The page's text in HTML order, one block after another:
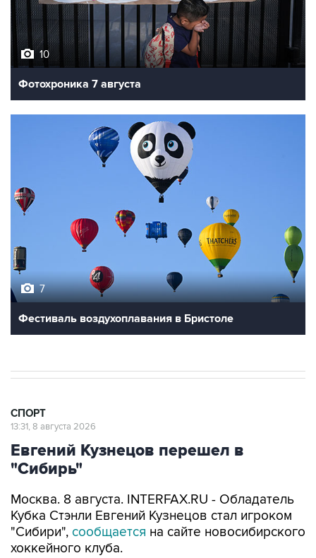
10
Фотохроника 7 августа
7
Фестиваль воздухоплавания в Бристоле
СПОРТ
13:31, 8 августа 2026
Евгений Кузнецов перешел в
"Сибирь"
Москва. 8 августа. INTERFAX.RU - Обладатель
Кубка Стэнли Евгений Кузнецов стал игроком
"Сибири", сообщается на сайте новосибирского
хоккейного клуба.